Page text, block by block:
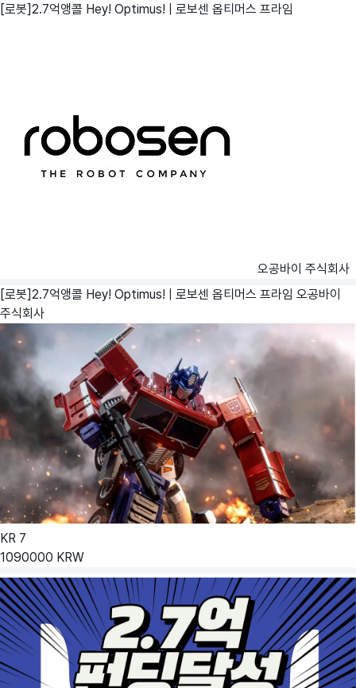
[로봇]2.7억앵콜 Hey! Optimus! | 로보센 옵티머스 프라임
오공바이 주식회사
[로봇]2.7억앵콜 Hey! Optimus! | 로보센 옵티머스 프라임 오공바이
주식회사
KR 7
1090000 KRW